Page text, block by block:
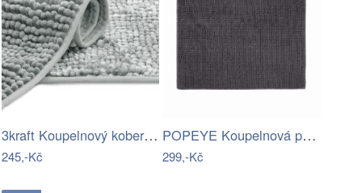
3kraft Koupelnový koberec Bati béžovo…
245,-Kč
POPEYE Koupelnová předložka 80 x 60 cm …
299,-Kč